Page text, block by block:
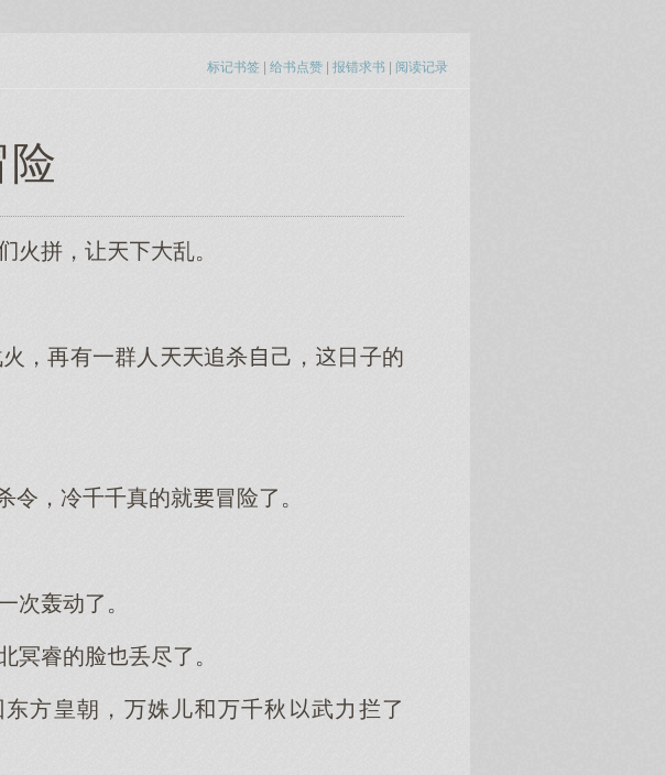
标记书签 | 给书点赞 | 报错求书 | 阅读记录
险
火拼，让乱。
，再有一群人追杀己，日子的
令，冷千千真的就冒险了。
轰动了。
睿的脸丢尽了。
方皇朝，万姝儿万千秋武力拦了